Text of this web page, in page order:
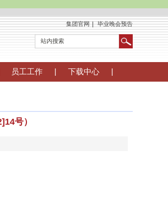
集团官网 | 毕业晚会预告
员工工作 下载中心
号）